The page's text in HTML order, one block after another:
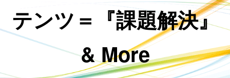
テンツ＝『課題解決』
& More